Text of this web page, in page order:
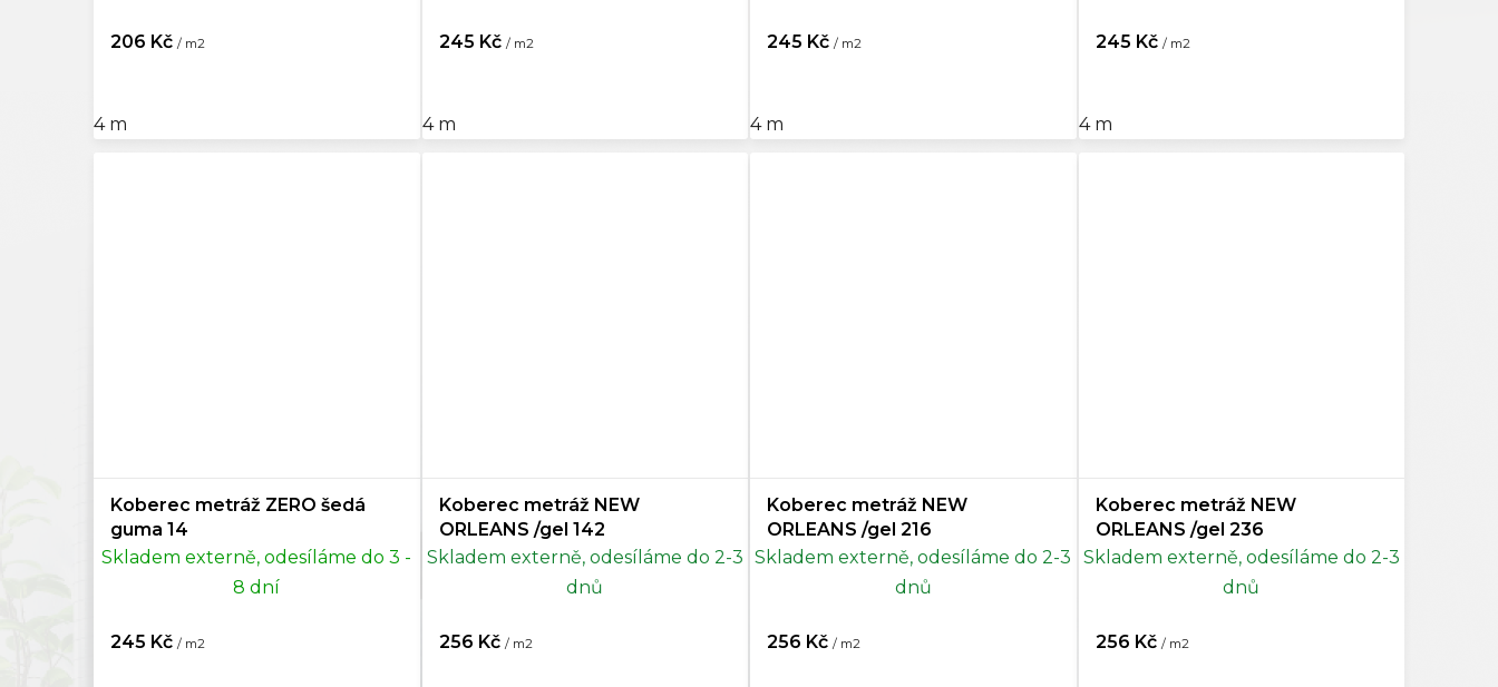
Siena 0
206 Kč / m2
4 m
245 Kč / m2
4 m
245 Kč / m2
4 m
245 Kč / m2
4 m
Koberec metráž ZERO šedá
guma 14
Skladem externě, odesíláme do 3 -
8 dní
245 Kč / m2
Koberec metráž NEW
ORLEANS /gel 142
Skladem externě, odesíláme do 2-3
dnů
256 Kč / m2
Koberec metráž NEW
ORLEANS /gel 216
Skladem externě, odesíláme do 2-3
dnů
256 Kč / m2
Koberec metráž NEW
ORLEANS /gel 236
Skladem externě, odesíláme do 2-3
dnů
256 Kč / m2